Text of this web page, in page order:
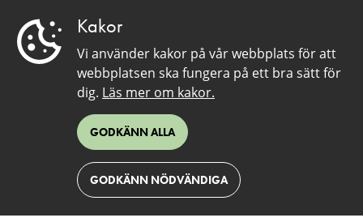
Kakor
Vi använder kakor på vår webbplats för att
webbplatsen ska fungera på ett bra sätt för
dig. Läs mer om kakor.
GODKÄNN ALLA
GODKÄNN NÖDVÄNDIGA